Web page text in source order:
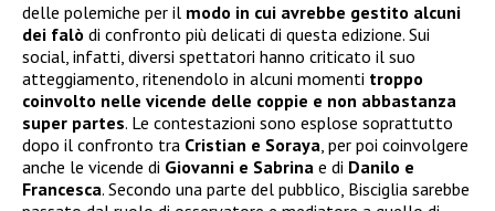
delle polemiche per il modo in cui avrebbe gestito alcuni
dei falò di confronto più delicati di questa edizione. Sui
social, infatti, diversi spettatori hanno criticato il suo
atteggiamento, ritenendolo in alcuni momenti troppo
coinvolto nelle vicende delle coppie e non abbastanza
super partes. Le contestazioni sono esplose soprattutto
dopo il confronto tra Cristian e Soraya, per poi coinvolgere
anche le vicende di Giovanni e Sabrina e di Danilo e
Francesca. Secondo una parte del pubblico, Bisciglia sarebbe